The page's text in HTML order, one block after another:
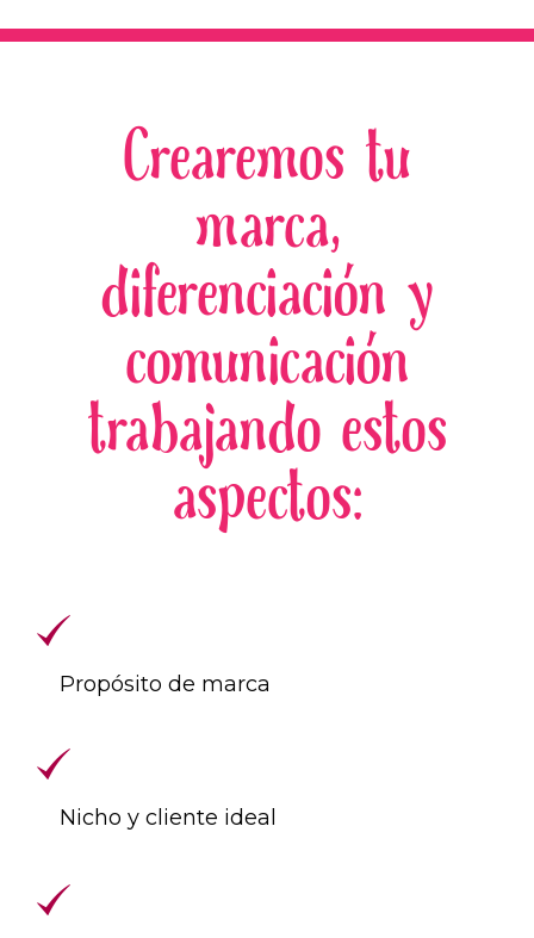
Crearemos tu
marca,
diferenciación y
comunicación
trabajando estos
aspectos:
Propósito de marca
Nicho y cliente ideal